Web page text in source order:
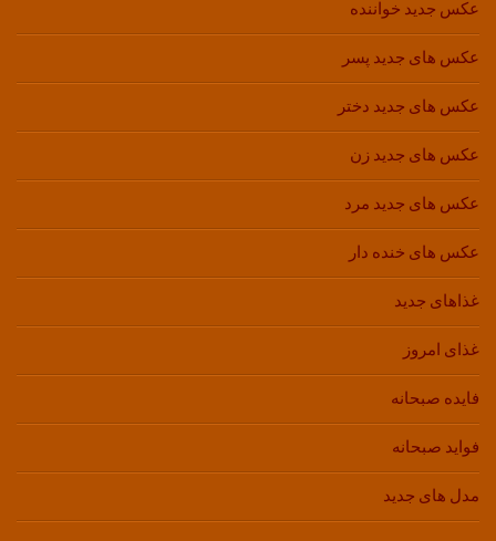
عکس جدید خواننده
عکس های جدید پسر
عکس های جدید دختر
عکس های جدید زن
عکس های جدید مرد
عکس های خنده دار
غذاهای جدید
غذای امروز
فایده صبحانه
فواید صبحانه
مدل های جدید